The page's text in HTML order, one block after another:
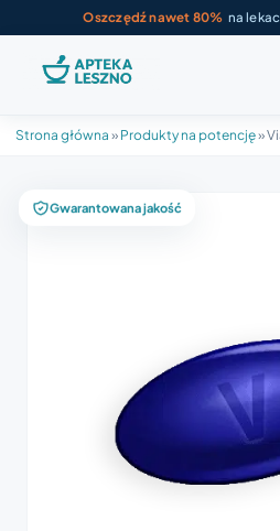
Oszczędź nawet 80% na
Strona główna » Produkty na potencję»
Gwarantowana jakość